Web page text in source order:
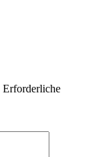
Erforderliche